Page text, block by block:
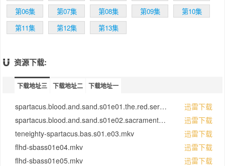
一个传奇，他的事迹从来不会令人乏味。
第06集
第07集 第08集 第09集
第10集
第11集
第12集 第13集
资源下载:
下载地址三 下载地址二 下载地址一
spartacus.blood.and.sand.s01e01.the.red.serpent.1080p.bluray.x264-qcf.mkv
迅雷下载
spartacus.blood.and.sand.s01e02.sacramentum.gladiatorum.1080p.bluray.x264-qcf.mkv
迅雷下载
teneighty-spartacus.bas.s01.e03.mkv
迅雷下载
flhd-sbass01e04.mkv
迅雷下载
flhd-sbass01e05.mkv
迅雷下载